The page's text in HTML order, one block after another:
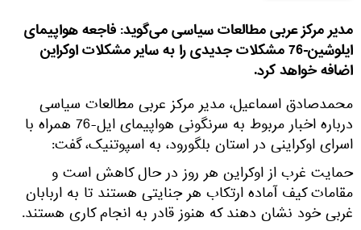
مدیر مرکز عربی مطالعات سیاسی می‌گوید: فاجعه هواپیمای
ایلوشین-76 مشکلات جدیدی را به سایر مشکلات اوکراین
اضافه خواهد کرد.
محمدصادق اسماعیل، مدیر مرکز عربی مطالعات سیاسی
درباره اخبار مربوط به سرنگونی هواپیمای ایل-76 همراه با
اسرای اوکراینی در استان بلگورود، به اسپوتنیک، گفت:
حمایت غرب از اوکراین هر روز در حال کاهش است و
مقامات کیف آماده ارتکاب هر جنایتی هستند تا به اربابان
غربی خود نشان دهند که هنوز قادر به انجام کاری هستند.